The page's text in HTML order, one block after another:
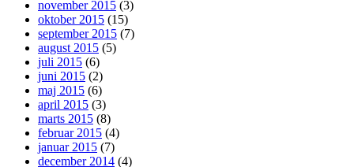
november 2015 (3)
oktober 2015 (15)
september 2015 (7)
august 2015 (5)
juli 2015 (6)
juni 2015 (2)
maj 2015 (6)
april 2015 (3)
marts 2015 (8)
februar 2015 (4)
januar 2015 (7)
december 2014 (4)